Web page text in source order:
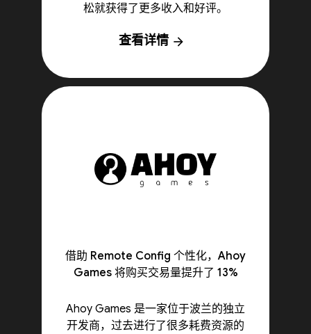
松就获得了更多收入和好评。
查看详情 arrow_forward
借助 Remote Config 个性化，Ahoy
Games 将购买交易量提升了 13%
Ahoy Games 是一家位于波兰的独立
开发商，过去进行了很多耗费资源的